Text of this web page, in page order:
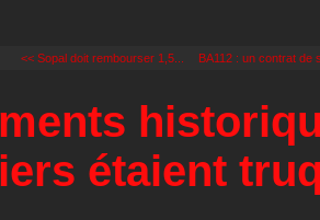
<< Sopal doit rembourser 1,5... BA112 : un contrat de
étaient